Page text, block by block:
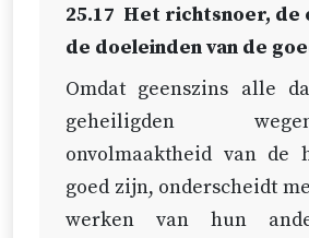
25.17 Het richtsnoer, de
de doeleinden van de
Omdat geenszins alle
geheiligden
onvolmaaktheid van de
goed zijn, onderscheidt
werken van hun